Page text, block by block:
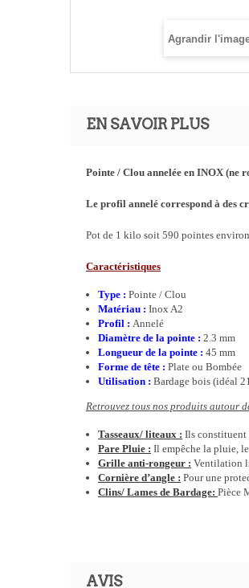
Agrandir
EN SAVOIR PLUS
Pointe / Clou annelée en INOX (ne
Le profil annelé correspond à des
Pot de 1 kilo soit 590 pointes
Caractéristiques
Type : Pointe / Clou
Matériau : Inox A2
Profil : Annelé
Diamètre de la pointe : 2.3 mm
Longueur de la pointe : 45 mm
Forme de tête : Plate ou Bombée
Utilisation : Bardage bois (idéal
Retrouvez tous nos produits autour
Tasseaux/ liteaux : Ils constituent
Pare Pluie : Il empêche la pluie,
Grille anti-rongeur : Ventilation
Cornière d’angle : Pour une
Clins/ Lames de Bardage: Pièce
AVIS